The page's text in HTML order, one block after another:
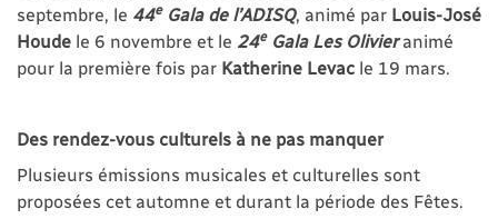
septembre, le 44eGala de l’ADISQ, animé par Louis-José
Houde le 6 novembre et le 24eGala Les Olivieranimé
pour la première fois par Katherine Levac le 19 mars.
Des rendez-vous culturels à ne pas manquer
Plusieurs émissions musicales et culturelles sont
proposées cet automne et durant la période des Fêtes.